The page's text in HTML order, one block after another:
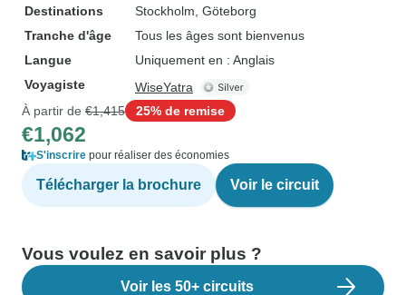
Destinations
Stockholm , Göteborg
Tranche d'âge
Tous les âges sont bienvenus
Langue
Uniquement en : Anglais
Voyagiste
WiseYatra
À partir de €1,415 25% de remise
€1,062
S'inscrire pour réaliser des économies
Télécharger la brochure Voir le circuit
Vous voulez en savoir plus ?
Voir les 50+ circuits